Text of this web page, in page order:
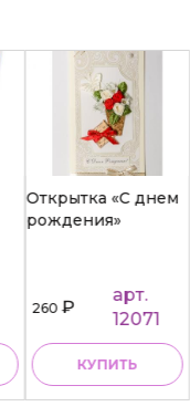
Открытка «С днем
рождения»
260₽
арт.
12071
КУПИТЬ